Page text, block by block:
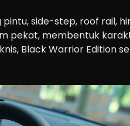
side-step, roof rail,
pekat, membentuk
Black Warrior Edition